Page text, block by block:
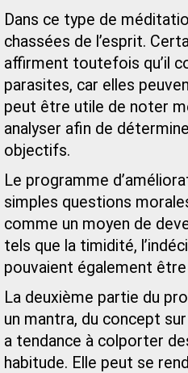
Dans ce type de
chassées de l’esprit.
affirment toutefois qu’il
parasites, car elles
peut être utile de noter
analyser afin de
objectifs.
Le programme
simples questions
comme un moyen de
tels que la timidité,
pouvaient également
La deuxième partie du
un mantra, du concept
a tendance à colporter
habitude. Elle peut se